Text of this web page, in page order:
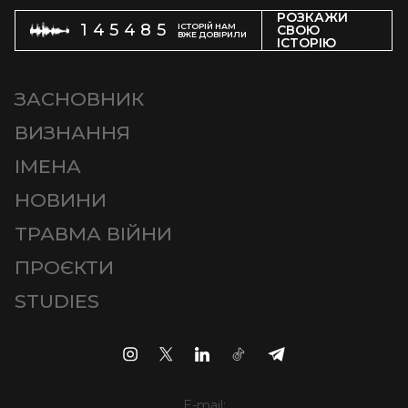
145485
ІСТОРІЙ НАМ
ВЖЕ ДОВІРИЛИ
РОЗКАЖИ
СВОЮ
ІСТОРІЮ
ЗАСНОВНИК
ВИЗНАННЯ
ІМЕНА
НОВИНИ
ТРАВМА ВІЙНИ
ПРОЄКТИ
STUDIES